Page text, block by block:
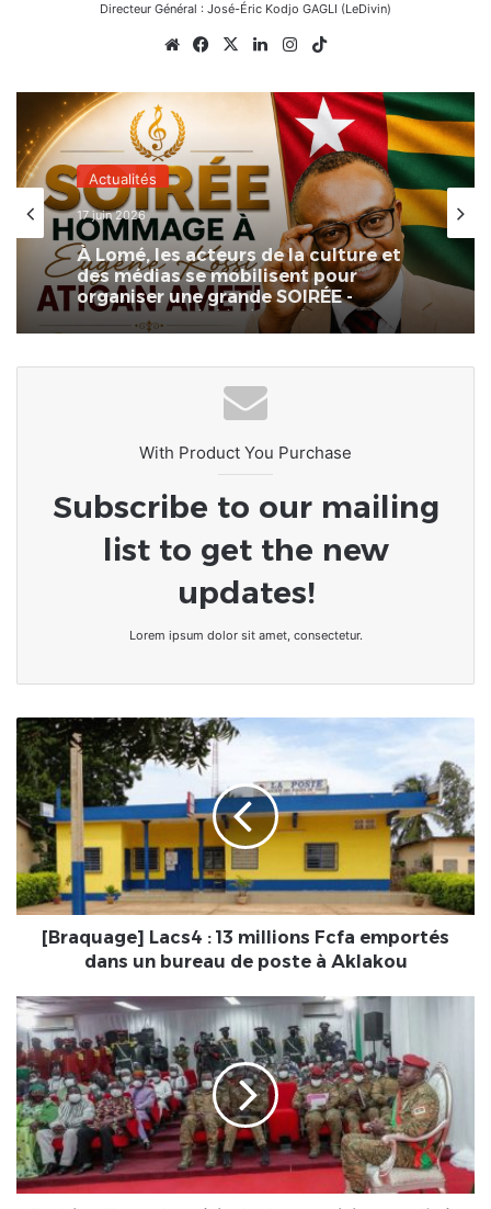
Directeur Général : José-Éric Kodjo GAGLI (LeDivin)
WebsiteFacebook
X LinkedinInstagram
Actualités
17 juin 2026
À Lomé, les acteurs de la culture et
des médias se mobilisent pour
organiser une grande SOIRÉE -
HOMMAGE dédiée à Eugène ATIGAN.
With Product You Purchase
Subscribe to our mailing
list to get the new
updates!
Lorem ipsum dolor sit amet, consectetur.
[Braquage]
Lacs4
:
13
millions
Fcfa
emportés
dans
un
bureau
à
Aklakou
[Braquage] Lacs4 : 13 millions Fcfa emportés
dans un bureau de poste à Aklakou
Burkina
Faso
:
La
période
de
transition
est
fixée